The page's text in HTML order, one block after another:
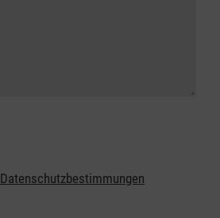
Datenschutzbestimmungen